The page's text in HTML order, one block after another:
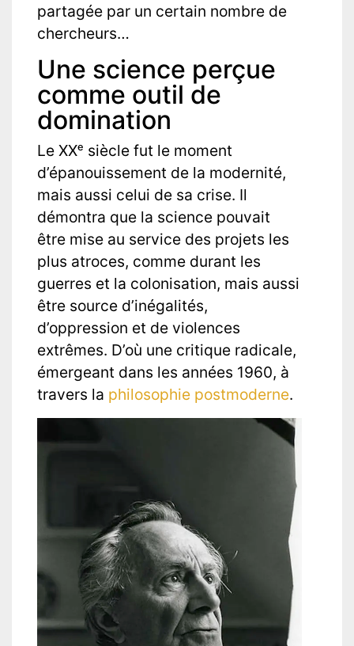
partagée par un certain nombre de
chercheurs…
Une science perçue
comme outil de
domination
Le XXᵉ siècle fut le moment
d’épanouissement de la modernité,
mais aussi celui de sa crise. Il
démontra que la science pouvait
être mise au service des projets les
plus atroces, comme durant les
guerres et la colonisation, mais aussi
être source d’inégalités,
d’oppression et de violences
extrêmes. D’où une critique radicale,
émergeant dans les années 1960, à
travers la philosophie postmoderne.